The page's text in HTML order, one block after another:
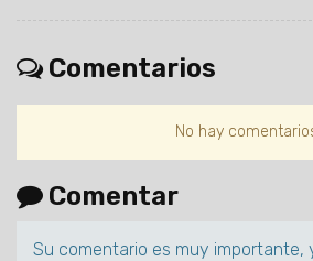
Comentarios
No hay
Comentar
Su comentario es muy importante,